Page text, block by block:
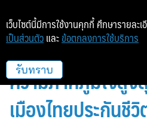
ประวัติศาสตร์แห่งเ
ความภาคภูมิใจสู
เมืองไทยประกันชี
เว็บไซต์นี้มีการใช้งานคุกกี้ ศึกษารายละเ
เป็นส่วนตัว และ ข้อตกลงการใช้บริการ
รับทราบ